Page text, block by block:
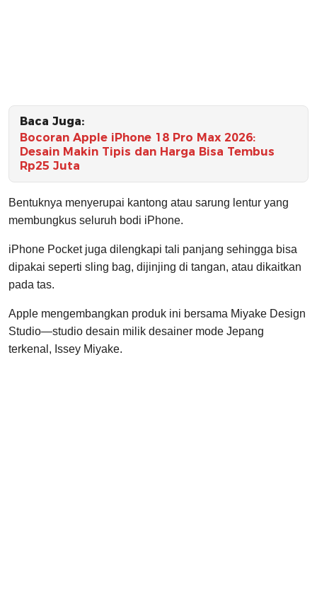
Baca Juga:
Bocoran Apple iPhone 18 Pro Max 2026:
Desain Makin Tipis dan Harga Bisa Tembus
Rp25 Juta
Bentuknya menyerupai kantong atau sarung lentur yang
membungkus seluruh bodi iPhone.
iPhone Pocket juga dilengkapi tali panjang sehingga bisa
dipakai seperti sling bag, dijinjing di tangan, atau dikaitkan
pada tas.
Apple mengembangkan produk ini bersama Miyake Design
Studio—studio desain milik desainer mode Jepang
terkenal, Issey Miyake.